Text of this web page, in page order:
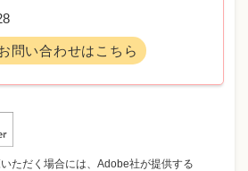
問い合わせはこちら
ただく場合には、Adobe社が提供する